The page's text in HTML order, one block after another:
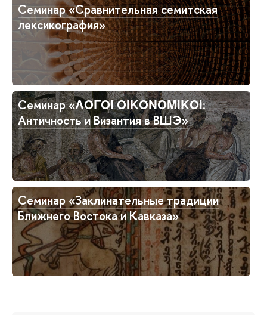
Семинар «Сравнительная семитская
лексикография»
Семинар «ΛΟΓΟΙ ΟΙΚΟΝΟΜΙΚΟΙ:
Античность и Византия в ВШЭ»
Семинар «Заклинательные традиции
Ближнего Востока и Кавказа»